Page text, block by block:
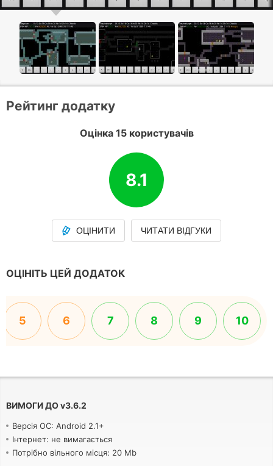
Рейтинг додатку
Оцінка 15 користувачів
8.1
ОЦІНИТИ ЧИТАТИ ВІДГУКИ
ОЦІНІТЬ ЦЕЙ ДОДАТОК
5 6 7 8 9 10
ВИМОГИ ДОv3.6.2
Версія ОС: Android 2.1+
Інтернет: не вимагається
Потрібно вільного місця: 20 Mb